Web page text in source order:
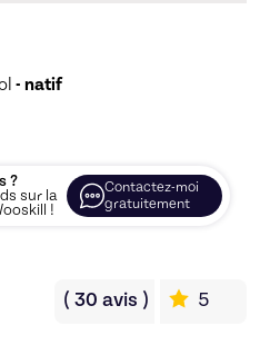
- natif
?
sur la
!
Contactez-moi
gratuitement
( 30 avis ) 5